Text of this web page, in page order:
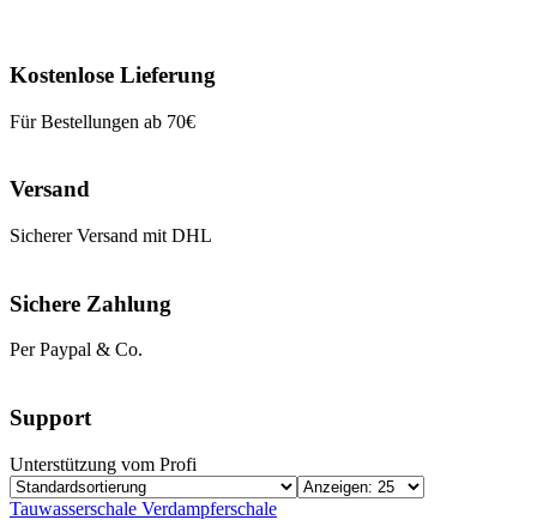
Kostenlose Lieferung
Für Bestellungen ab 70€
Versand
Sicherer Versand mit DHL
Sichere Zahlung
Per Paypal & Co.
Support
Unterstützung vom Profi
Tauwasserschale Verdampferschale